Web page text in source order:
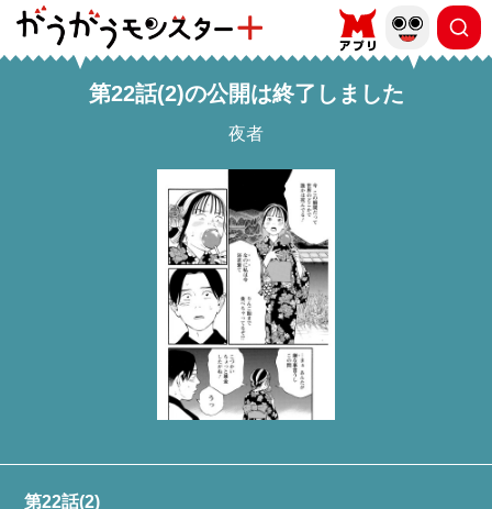
第22話(2)の公開は終了しました
夜者
第22話(2)